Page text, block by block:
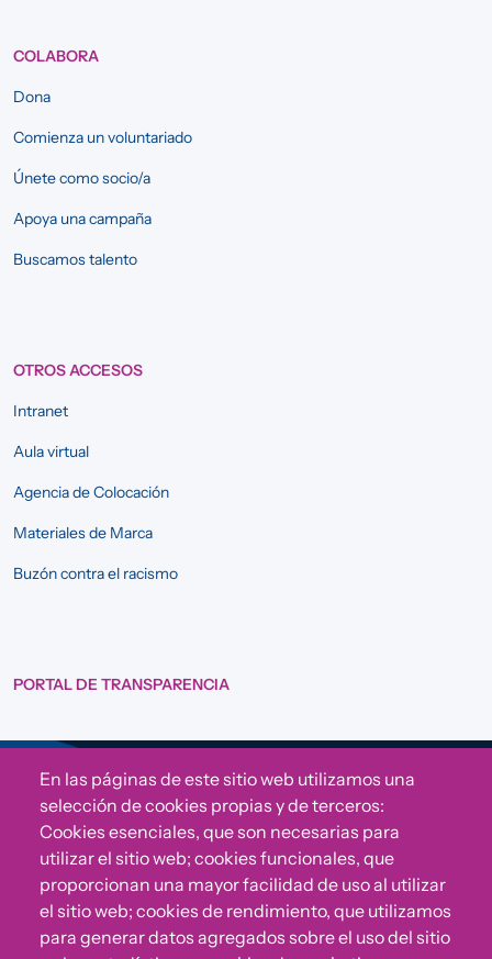
COLABORA
Dona
Comienza un voluntariado
Únete como socio/a
Apoya una campaña
Buscamos talento
OTROS ACCESOS
Intranet
Aula virtual
Agencia de Colocación
Materiales de Marca
Buzón contra el racismo
PORTAL DE TRANSPARENCIA
Sigue a Comunidad CONVIVE
En las páginas de este sitio web utilizamos una
selección de cookies propias y de terceros:
Cookies esenciales, que son necesarias para
utilizar el sitio web; cookies funcionales, que
proporcionan una mayor facilidad de uso al utilizar
el sitio web; cookies de rendimiento, que utilizamos
para generar datos agregados sobre el uso del sitio